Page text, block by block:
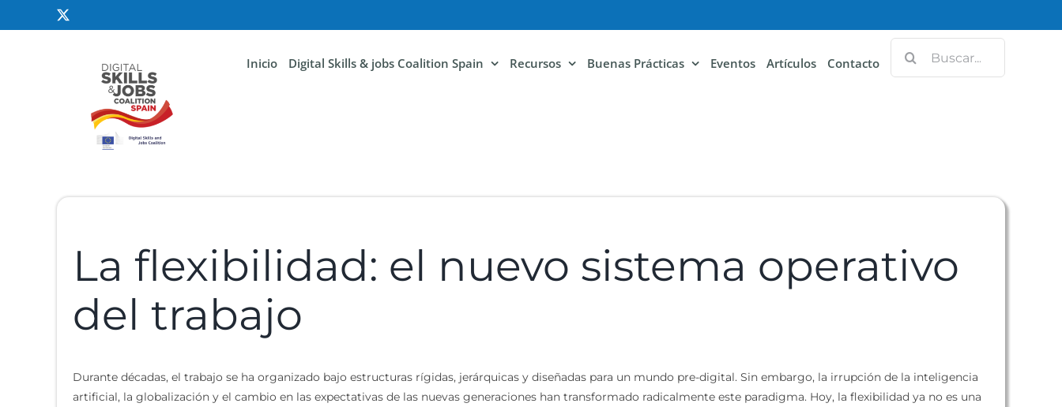
Inicio Digital Skills & jobs Coalition Spain Recursos Buenas Prácticas Eventos Artículos Contacto
La flexibilidad: el nuevo sistema operativo
del trabajo
Durante décadas, el trabajo se ha organizado bajo estructuras rígidas, jerárquicas y diseñadas para un mundo pre-digital. Sin embargo, la irrupción de la inteligencia
artificial, la globalización y el cambio en las expectativas de las nuevas generaciones han transformado radicalmente este paradigma. Hoy, la flexibilidad ya no es una